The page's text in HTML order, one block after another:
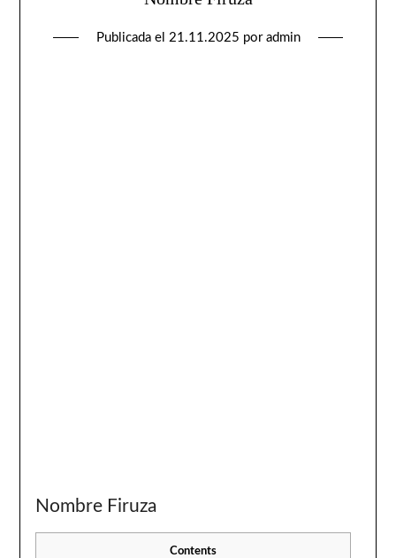
Publicada el 21.11.2025 por admin
Nombre Firuza
Contents